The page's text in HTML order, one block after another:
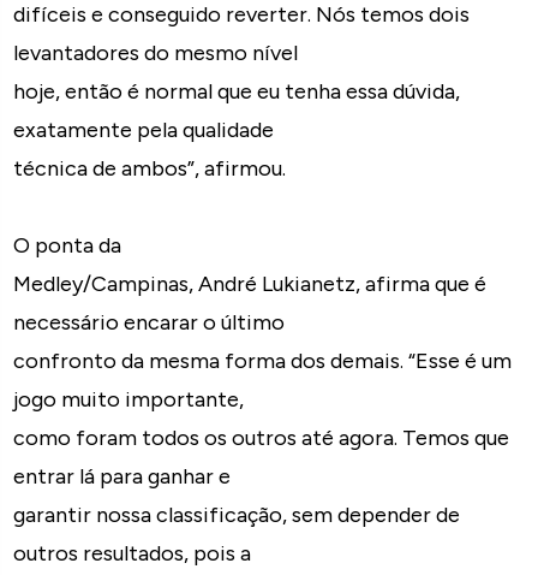
difíceis e conseguido reverter. Nós temos dois
levantadores do mesmo nível
hoje, então é normal que eu tenha essa dúvida,
exatamente pela qualidade
técnica de ambos”, afirmou.
O ponta da
Medley/Campinas, André Lukianetz, afirma que é
necessário encarar o último
confronto da mesma forma dos demais. “Esse é um
jogo muito importante,
como foram todos os outros até agora. Temos que
entrar lá para ganhar e
garantir nossa classificação, sem depender de
outros resultados, pois a